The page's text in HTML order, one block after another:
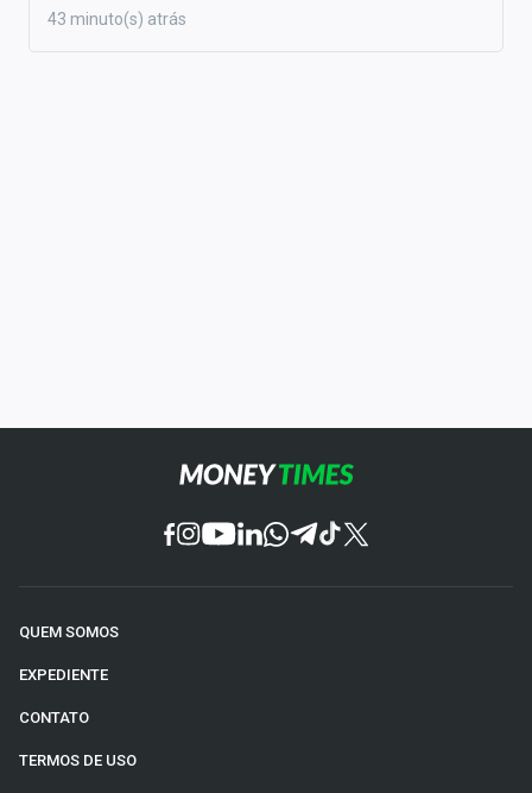
43 minuto(s) atrás
QUEM SOMOS
EXPEDIENTE
CONTATO
TERMOS DE USO